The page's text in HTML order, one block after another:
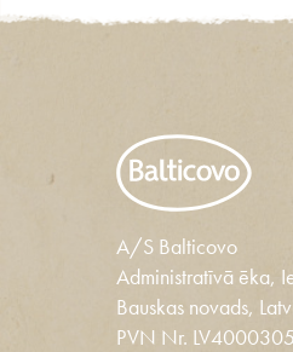
A/S Balticovo
Administratīvā ēka,
Bauskas novads,
PVN Nr.